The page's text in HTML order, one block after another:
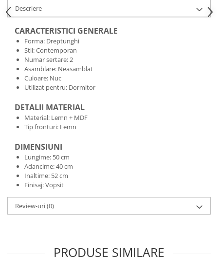
Descriere
CARACTERISTICI GENERALE
Forma: Dreptunghi
Stil: Contemporan
Numar sertare: 2
Asamblare: Neasamblat
Culoare: Nuc
Utilizat pentru: Dormitor
DETALII MATERIAL
Material: Lemn + MDF
Tip fronturi: Lemn
DIMENSIUNI
Lungime: 50 cm
Adancime: 40 cm
Inaltime: 52 cm
Finisaj: Vopsit
Review-uri(0)
PRODUSE SIMILARE